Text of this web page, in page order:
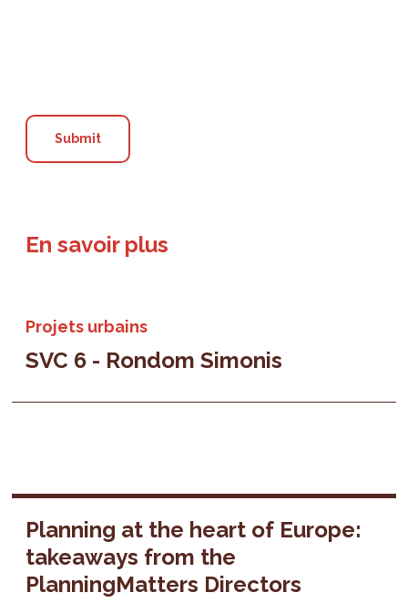
En savoir plus
Projets urbains
SVC 6 - Rondom Simonis
Planning at the heart of Europe:
takeaways from the
PlanningMatters Directors